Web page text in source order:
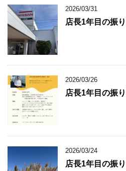
2026/03/31
店長1年目の振
2026/03/26
店長1年目の振
2026/03/24
店長1年目の振